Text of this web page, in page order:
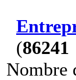
(86241
Nombre